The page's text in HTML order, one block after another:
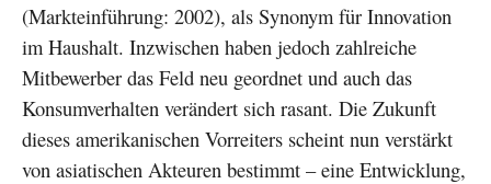
(Markteinführung: 2002), als Synonym für Innovation
im Haushalt. Inzwischen haben jedoch zahlreiche
Mitbewerber das Feld neu geordnet und auch das
Konsumverhalten verändert sich rasant. Die Zukunft
dieses amerikanischen Vorreiters scheint nun verstärkt
von asiatischen Akteuren bestimmt – eine Entwicklung,